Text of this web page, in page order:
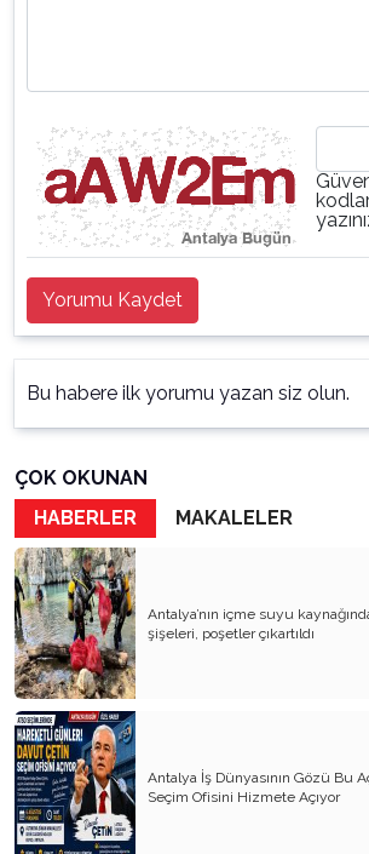
Yorumu Kaydet
Bu habere ilk yorumu yazan siz olun.
ÇOK OKUNAN
HABERLER
MAKALELER
Antalya’nın içme suyu
şişeleri, poşetler çıkartıldı
Antalya İş Dünyasının Gözü Bu
Seçim Ofisini Hizmete Açıyor